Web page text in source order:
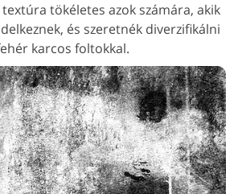
textúra tökéletes azok számára, akik
és szeretnék diverzifikálni
karcos foltokkal.